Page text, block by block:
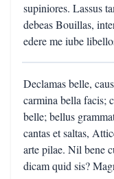
supiniores. Lassus
debeas Bouillas,
edere me iube
Declamas belle,
carmina bella facis;
belle; bellus
cantas et saltas,
arte pilae. Nil bene
dicam quid sis?